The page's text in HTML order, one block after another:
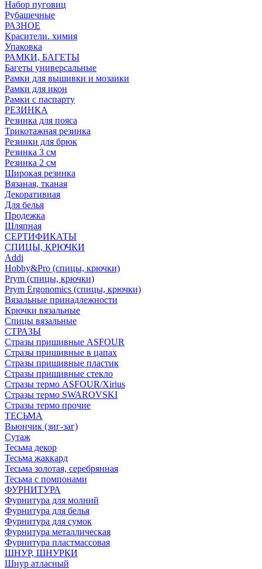
Набор пуговиц
Рубашечные
РАЗНОЕ
Красители. химия
Упаковка
РАМКИ, БАГЕТЫ
Багеты универсальные
Рамки для вышивки и мозаики
Рамки для икон
Рамки с паспарту
РЕЗИНКА
Резинка для пояса
Трикотажная резинка
Резинки для брюк
Резинка 3 см
Резинка 2 см
Широкая резинка
Вязаная, тканая
Декоративная
Для белья
Продежка
Шляпная
СЕРТИФИКАТЫ
СПИЦЫ, КРЮЧКИ
Addi
Hobby&Pro (спицы, крючки)
Prym (спицы, крючки)
Prym Ergonomics (спицы, крючки)
Вязальные принадлежности
Крючки вязальные
Спицы вязальные
СТРАЗЫ
Стразы пришивные ASFOUR
Стразы пришивные в цапах
Стразы пришивные пластик
Стразы пришивные стекло
Стразы термо ASFOUR/Xirius
Стразы термо SWAROVSKI
Стразы термо прочие
ТЕСЬМА
Вьюнчик (зиг-заг)
Сутаж
Тесьма декор
Тесьма жаккард
Тесьма золотая, серебрянная
Тесьма с помпонами
ФУРНИТУРА
Фурнитура для молний
Фурнитура для белья
Фурнитура для сумок
Фурнитура металлическая
Фурнитура пластмассовая
ШНУР, ШНУРКИ
Шнур атласный